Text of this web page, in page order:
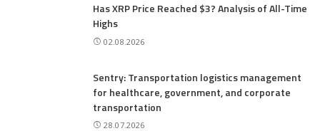
Has XRP Price Reached $3? Analysis of All-Time
Highs
02.08.2026
Sentry: Transportation logistics management
for healthcare, government, and corporate
transportation
28.07.2026